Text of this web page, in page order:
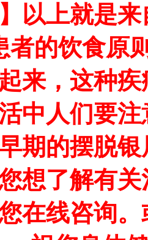
】以上就是
者的饮食原
来，这种
中人们要
期的摆脱
想了解有
在线咨询